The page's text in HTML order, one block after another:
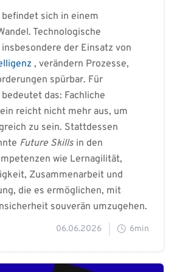
sich in einem
Technologische
der Einsatz von
, verändern Prozesse,
spürbar. Für
das: Fachliche
reicht nicht mehr aus, um
zu sein. Stattdessen
Future Skills in den
wie Lernagilität,
Zusammenarbeit und
die es ermöglichen, mit
souverän umzugehen.
06.06.2026 6min